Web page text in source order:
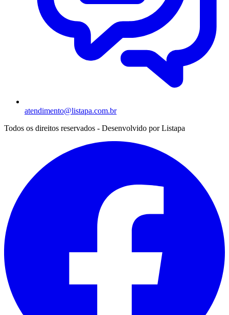
atendimento@listapa.com.br
Todos os direitos reservados - Desenvolvido porListapa